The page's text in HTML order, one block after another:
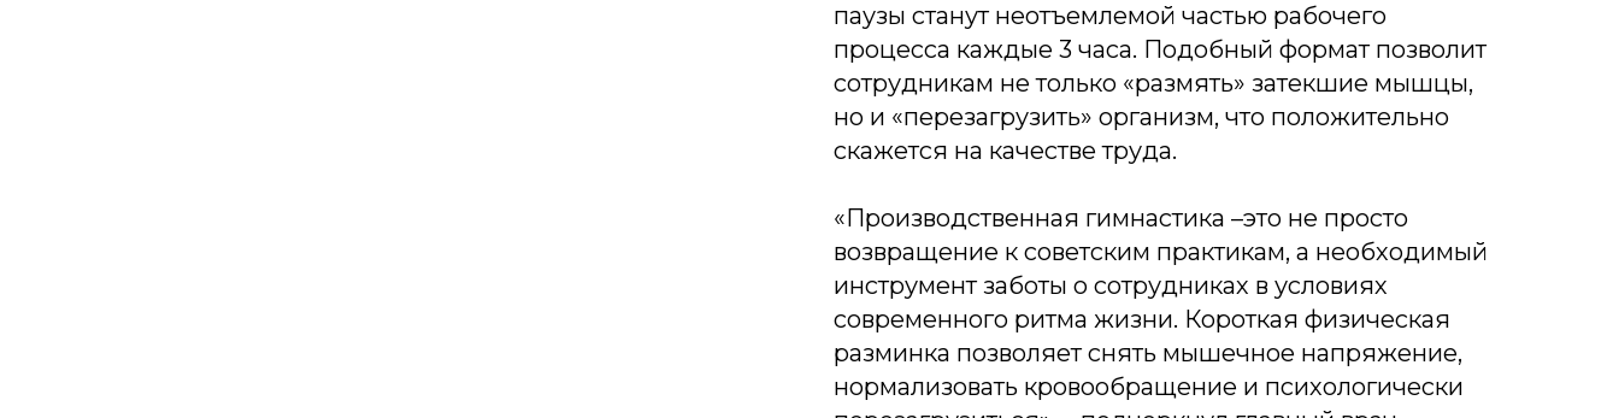
паузы станут неотъемлемой частью рабочего
процесса каждые 3 часа. Подобный формат позволит
сотрудникам не только «размять» затекшие мышцы,
но и «перезагрузить» организм, что положительно
скажется на качестве труда.
«Производственная гимнастика –это не просто
возвращение к советским практикам, а необходимый
инструмент заботы о сотрудниках в условиях
современного ритма жизни. Короткая физическая
разминка позволяет снять мышечное напряжение,
нормализовать кровообращение и психологически